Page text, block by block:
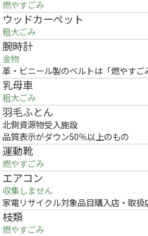
燃やすごみ
ウッドカーペット
粗大ごみ
腕時計
金物
革・ビニール製のベルトは「燃やすご
乳母車
粗大ごみ
羽毛ふとん
北側資源物受入施設
品質表示がダウン50％以上のもの
運動靴
燃やすごみ
エアコン
収集しません
家電リサイクル対象品目購入店・取扱
枝類
燃やすごみ